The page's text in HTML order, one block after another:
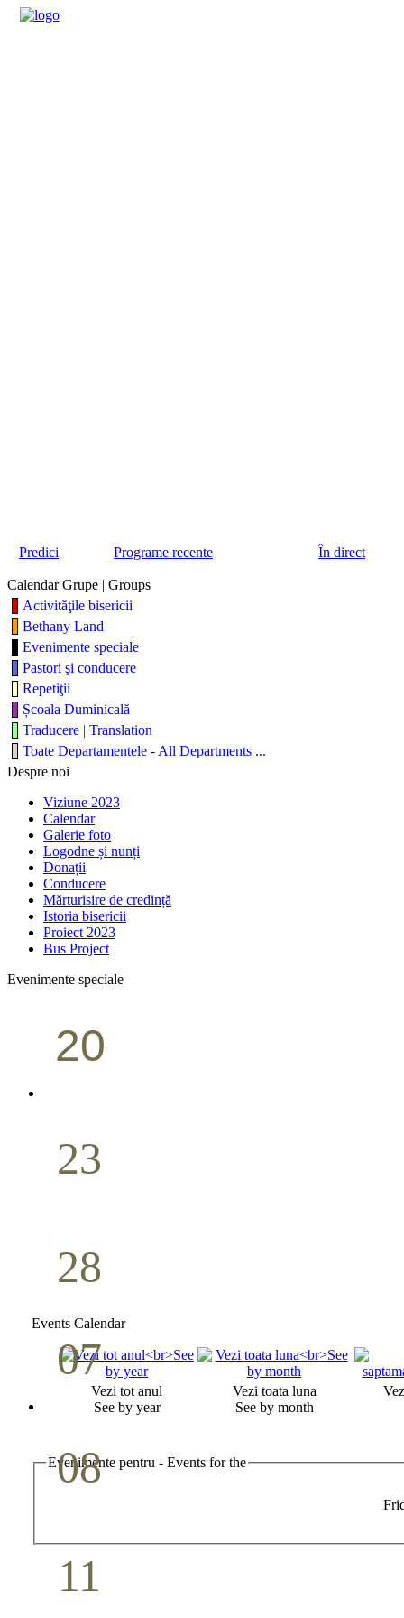
Predici Programe recente În direct
Calendar Grupe | Groups
Activităţile bisericii
Bethany Land
Evenimente speciale
Pastori şi conducere
Repetiţii
Școala Duminicală
Traducere | Translation
Toate Departamentele - All Departments ...
Despre noi
Viziune 2023
Calendar
Galerie foto
Logodne și nunți
Donații
Conducere
Mărturisire de credință
Istoria bisericii
Proiect 2023
Bus Project
Evenimente speciale
20
23
28
07 Cina Domnului
08 Studiu biblic pentru tineri
11
Events Calendar
Vezi tot anul
See by year
Vezi toata luna
See by month
Evenimente pentru - Events for the